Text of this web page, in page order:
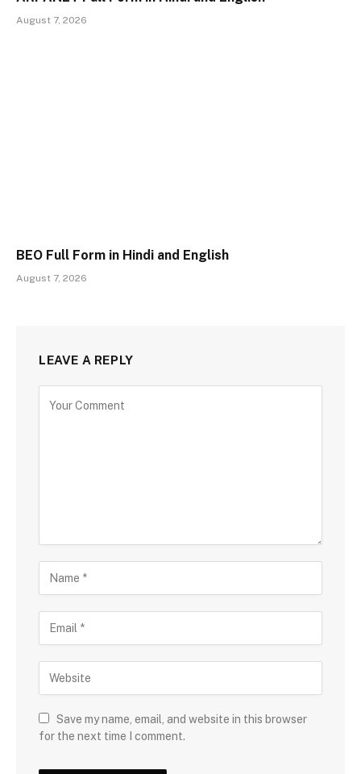
August 7, 2026
BEO Full Form in Hindi and English
August 7, 2026
LEAVE A REPLY
Save my name, email, and website in this browser
for the next time I comment.